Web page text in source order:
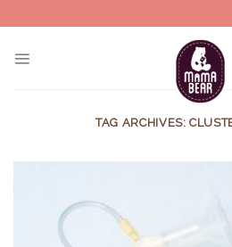
to
TAG ARCHIVES: